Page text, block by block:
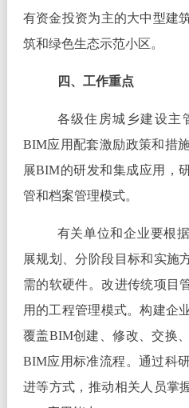
有资金投资为主的大中型建
筑和绿色生态示范小区。
四、工作重点
各级住房城乡建设主
BIM应用配套激励政策和措
展BIM的研发和集成应用，
管和档案管理模式。
有关单位和企业要根
展规划、分阶段目标和实施
需的软硬件。改进传统项目
用的工程管理模式。构建企
覆盖BIM创建、修改、交换
BIM应用标准流程。通过科
进等方式，推动相关人员掌